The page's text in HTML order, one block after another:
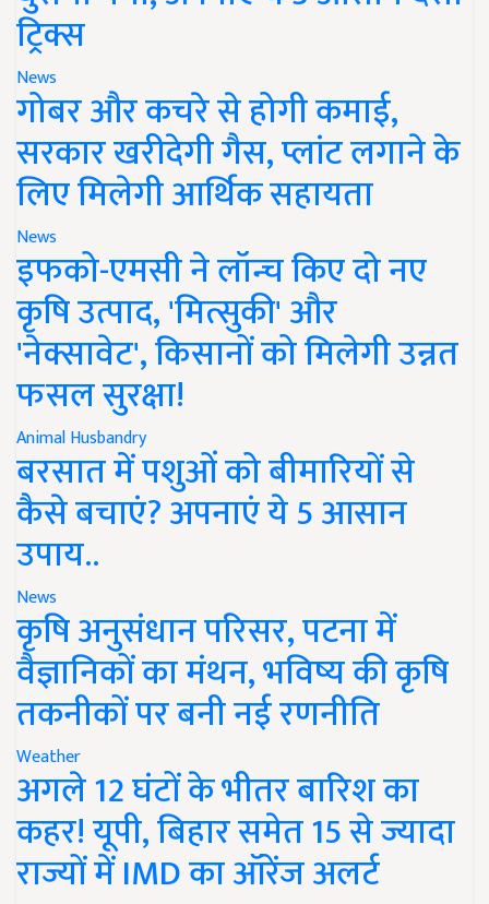
ट्रिक्स
News
गोबर और कचरे से होगी कमाई,
सरकार खरीदेगी गैस, प्लांट लगाने के
लिए मिलेगी आर्थिक सहायता
News
इफको-एमसी ने लॉन्च किए दो नए
कृषि उत्पाद, 'मित्सुकी' और
'नेक्सावेट', किसानों को मिलेगी उन्नत
फसल सुरक्षा!
Animal Husbandry
बरसात में पशुओं को बीमारियों से
कैसे बचाएं? अपनाएं ये 5 आसान
उपाय..
News
कृषि अनुसंधान परिसर, पटना में
वैज्ञानिकों का मंथन, भविष्य की कृषि
तकनीकों पर बनी नई रणनीति
Weather
अगले 12 घंटों के भीतर बारिश का
कहर! यूपी, बिहार समेत 15 से ज्यादा
राज्यों में IMD का ऑरेंज अलर्ट